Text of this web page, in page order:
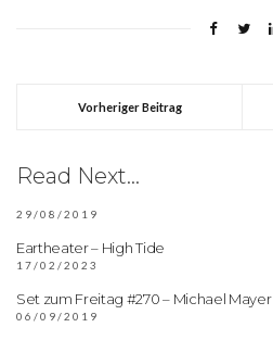
Vorheriger Beitrag
Read Next...
29/08/2019
Eartheater – High Tide
17/02/2023
Set zum Freitag #270 – Michael Mayer
06/09/2019